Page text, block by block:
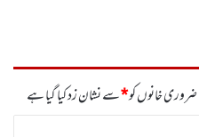
ضروری خانوں کو*سے نشان زد کیا گیا ہے